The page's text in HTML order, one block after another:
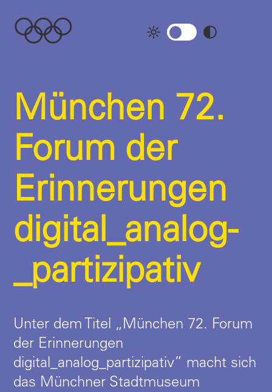
content
München 72.
Forum der
Erinnerungen
digital­_analog­
_partizipativ
Unter dem Titel „München 72. Forum
der Erinnerungen
digital_analog_partizipativ” macht sich
das Münchner Stadtmuseum